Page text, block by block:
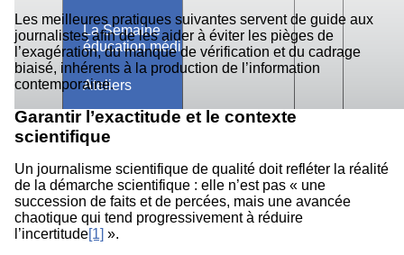
La Semaine
éducation médias
Ateliers
Les meilleures pratiques suivantes servent de guide aux
journalistes afin de les aider à éviter les pièges de
l’exagération, du manque de vérification et du cadrage
biaisé, inhérents à la production de l’information
contemporaine.
Garantir l’exactitude et le contexte
scientifique
Un journalisme scientifique de qualité doit refléter la réalité
de la démarche scientifique : elle n’est pas « une
succession de faits et de percées, mais une avancée
chaotique qui tend progressivement à réduire
l’incertitude[1] ».